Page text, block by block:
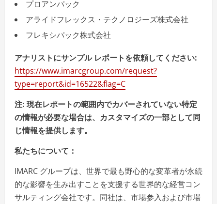
プロアンパック
アライドフレックス・テクノロジーズ株式会社
フレキシパック株式会社
アナリストにサンプル レポートを依頼してください:
https://www.imarcgroup.com/request?
type=report&id=16522&flag=C
注: 現在レポートの範囲内でカバーされていない特定
の情報が必要な場合は、カスタマイズの一部として同
じ情報を提供します。
私たちについて：
IMARC グループは、世界で最も野心的な変革者が永続
的な影響を生み出すことを支援する世界的な経営コン
サルティング会社です。同社は、市場参入および市場